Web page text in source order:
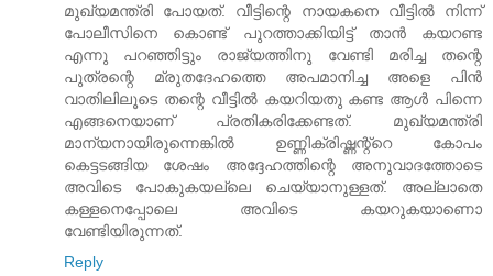
മുഖ്യമന്ത്രി പോയത്. വീട്ടിന്റെ നായകനെ വീട്ടില്‍ നിന്ന്
പോലീസിനെ കൊണ്ട് പുറത്താക്കിയിട്ട് താന്‍ കയറണ്ട
എന്നു പറഞ്ഞിട്ടും രാജ്യത്തിനു വേണ്ടി മരിച്ച തന്റെ
പുത്രന്റെ മ്രുതദേഹത്തെ അപമാനിച്ച അളെ പിന്‍
വാതിലിലൂടെ തന്റെ വീട്ടില്‍ കയറിയതു കണ്ട ആള്‍ പിന്നെ
എങ്ങനെയാണ് പ്രതികരിക്കേണ്ടത്. മുഖ്യമന്ത്രി
മാന്യനായിരുന്നെങ്കില്‍ ഉണ്ണിക്രിഷ്ണന്റ്റെ കോപം
കെട്ടടങ്ങിയ ശേഷം അദ്ദേഹത്തിന്റെ അനുവാദത്തോടെ
അവിടെ പോകുകയല്ലെ ചെയ്യാനുള്ളത്. അല്ലാതെ
കള്ളനെപ്പോലെ അവിടെ കയറുകയാണൊ
വേണ്ടിയിരുന്നത്.
Reply